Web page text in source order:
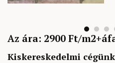
Az ára: 2900 Ft/
Kiskereskedelmi